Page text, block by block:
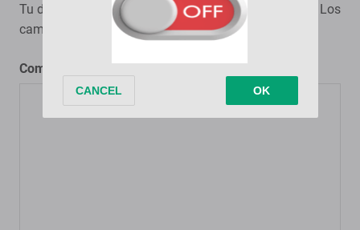
Tu dirección de correo electrónico no será publicada.
Los
campos obligatorios están marcados con
Comentario